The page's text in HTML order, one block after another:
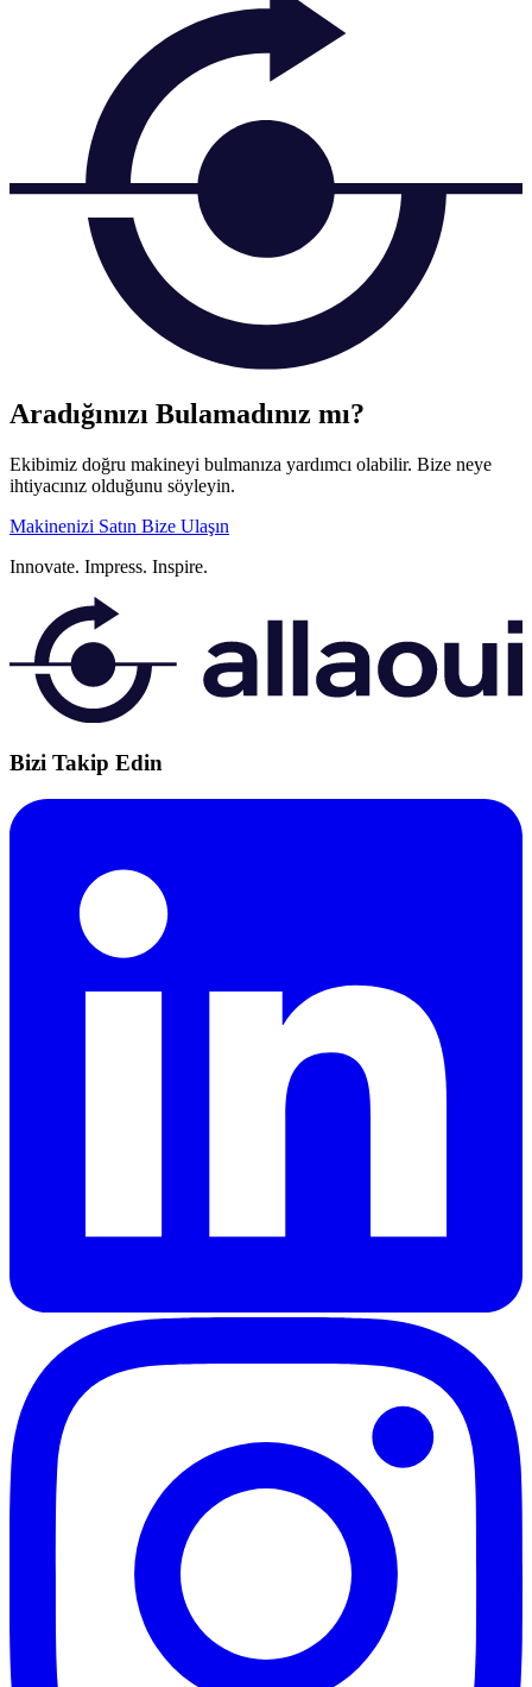
Aradığınızı Bulamadınız mı?
Ekibimiz doğru makineyi bulmanıza yardımcı olabilir. Bize neye
ihtiyacınız olduğunu söyleyin.
Makinenizi Satın Bize Ulaşın
Innovate. Impress. Inspire.
Bizi Takip Edin